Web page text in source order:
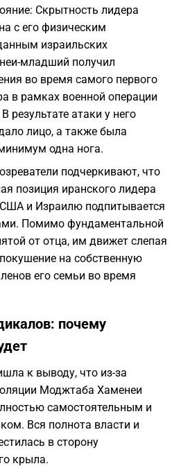
Скрытность лидера
с его физическим
израильских
младший получил
во время самого первого
в рамках военной операции
результате атаки у него
лицо, а также была
одна нога.
подчеркивают, что
позиция иранского лидера
и Израилю подпитывается
Помимо фундаментальной
от отца, им движет слепая
на собственную
его семьи во время
почему
к выводу, что из-за
Моджтаба Хаменеи
самостоятельным и
Вся полнота власти и
в сторону
крыла.